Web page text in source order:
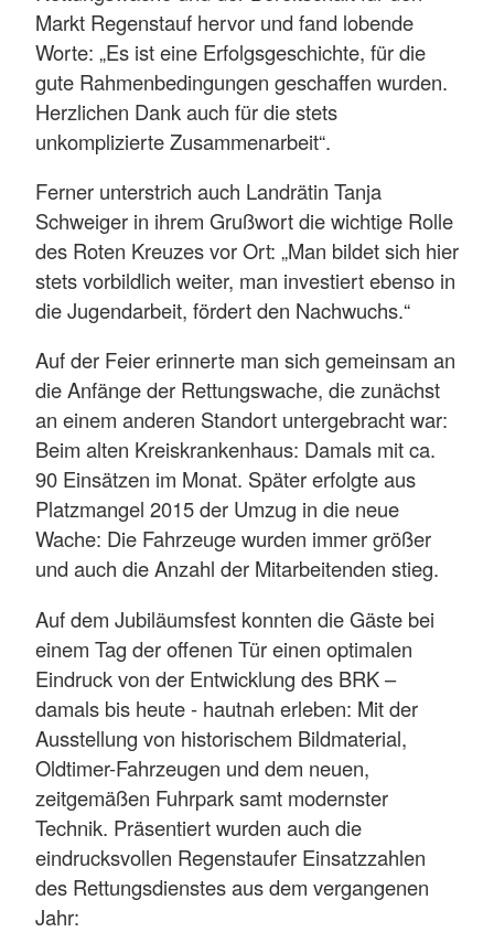
Markt Regenstauf hervor und fand lobende
Worte: „Es ist eine Erfolgsgeschichte, für die
gute Rahmenbedingungen geschaffen wurden.
Herzlichen Dank auch für die stets
unkomplizierte Zusammenarbeit“.
Ferner unterstrich auch Landrätin Tanja
Schweiger in ihrem Grußwort die wichtige Rolle
des Roten Kreuzes vor Ort: „Man bildet sich hier
stets vorbildlich weiter, man investiert ebenso in
die Jugendarbeit, fördert den Nachwuchs.“
Auf der Feier erinnerte man sich gemeinsam an
die Anfänge der Rettungswache, die zunächst
an einem anderen Standort untergebracht war:
Beim alten Kreiskrankenhaus: Damals mit ca.
90 Einsätzen im Monat. Später erfolgte aus
Platzmangel 2015 der Umzug in die neue
Wache: Die Fahrzeuge wurden immer größer
und auch die Anzahl der Mitarbeitenden stieg.
Auf dem Jubiläumsfest konnten die Gäste bei
einem Tag der offenen Tür einen optimalen
Eindruck von der Entwicklung des BRK –
damals bis heute - hautnah erleben: Mit der
Ausstellung von historischem Bildmaterial,
Oldtimer-Fahrzeugen und dem neuen,
zeitgemäßen Fuhrpark samt modernster
Technik. Präsentiert wurden auch die
eindrucksvollen Regenstaufer Einsatzzahlen
des Rettungsdienstes aus dem vergangenen
Jahr: